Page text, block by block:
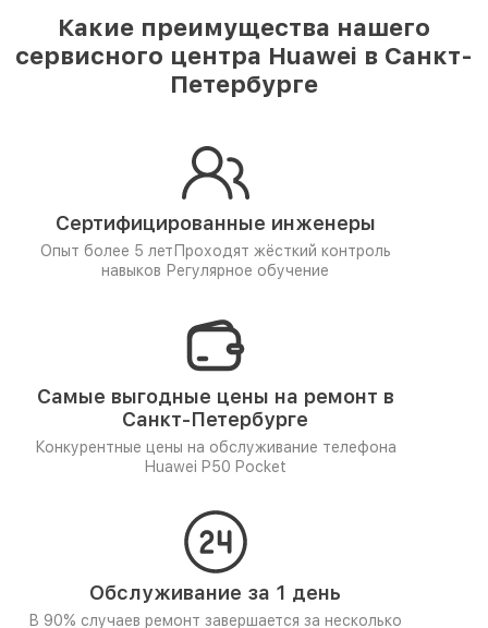
Какие преимущества нашего
сервисного центра Huawei в Санкт-
Петербурге
Сертифицированные инженеры
Опыт более 5 лет Проходят жёсткий контроль
навыков Регулярное обучение
Самые выгодные цены на ремонт в
Санкт-Петербурге
Конкурентные цены на обслуживание телефона
Huawei P50 Pocket
Обслуживание за 1 день
В 90% случаев ремонт завершается за несколько